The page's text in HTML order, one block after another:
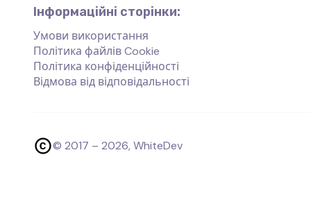
Інформаційні сторінки:
Умови використання
Політика файлів Cookie
Політика конфіденційності
Відмова від відповідальності
© 2017 – 2026, WhiteDev